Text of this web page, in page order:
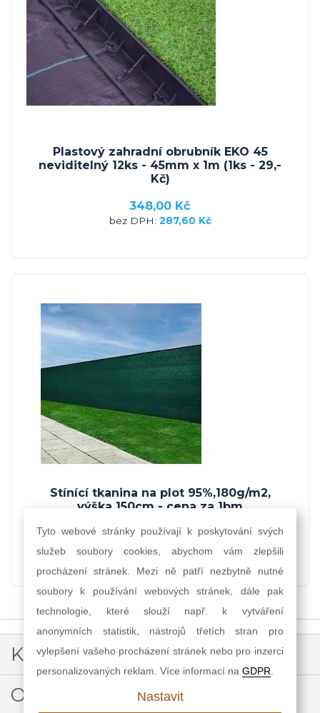
Plastový zahradní obrubník EKO 45
neviditelný 12ks - 45mm x 1m (1ks - 29,-
Kč)
348,00 Kč
287,60 Kč
Stínící tkanina na plot 95%,180g/m2,
výška 150cm - cena za 1bm
55,00 Kč
45,45 Kč
Kontakt
Ochrana osobních údajů
Tyto webové stránky používají k poskytování svých
služeb soubory cookies, abychom vám zlepšili
procházení stránek. Mezi ně patří nezbytně nutné
soubory k používání webových stránek, dále pak
technologie, které slouží např. k vytváření
anonymních statistik, nástrojů třetích stran pro
vylepšení vašeho procházení stránek nebo pro inzerci
personalizovaných reklam. Více informací naGDPR
Nastavit